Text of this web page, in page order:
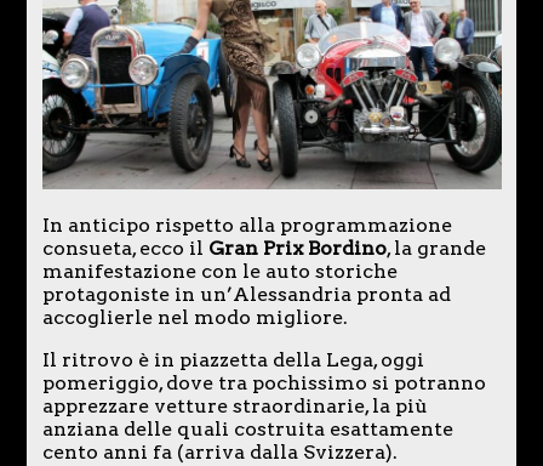
In anticipo rispetto alla programmazione
consueta, ecco il Gran Prix Bordino, la grande
manifestazione con le auto storiche
protagoniste in un’Alessandria pronta ad
accoglierle nel modo migliore.
Il ritrovo è in piazzetta della Lega, oggi
pomeriggio, dove tra pochissimo si potranno
apprezzare vetture straordinarie, la più
anziana delle quali costruita esattamente
cento anni fa (arriva dalla Svizzera).